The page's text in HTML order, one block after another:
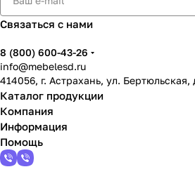
Связаться с нами
8 (800) 600-43-26
info@mebelesd.ru
414056, г. Астрахань, ул. Бертюльская,
Каталог продукции
Компания
Информация
Помощь